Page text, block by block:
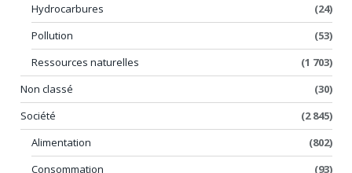
Hydrocarbures
(24)
Pollution
(53)
Ressources naturelles
(1 703)
Non classé
(30)
Société
(2 845)
Alimentation
(802)
Consommation
(93)